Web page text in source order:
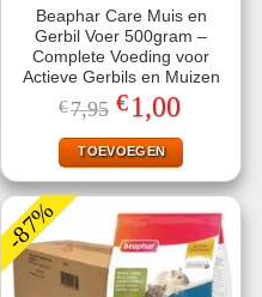
Beaphar Care Muis en
Gerbil Voer 500gram –
Complete Voeding voor
Actieve Gerbils en Muizen
€7,95 Oorspronkelijke
prijs
was:
€7,95.
€1,00
is:
€1,00.
TOEVOEGEN
-87%